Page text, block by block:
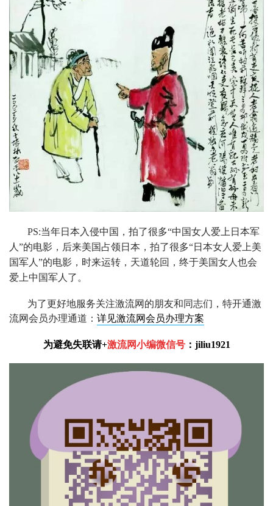
PS:当年日本入侵中国，拍了很多“中国女人爱上日本军
人”的电影，后来美国占领日本，拍了很多“日本女人爱上美
国军人”的电影，时来运转，天道轮回，终于美国女人也会
爱上中国军人了。
为了更好地服务关注激流网的朋友和同志们，特开通激
流网会员办理通道 ： 详见激流网会员办理方案
为避免失联请+激流网小编微信号： jiliu1921